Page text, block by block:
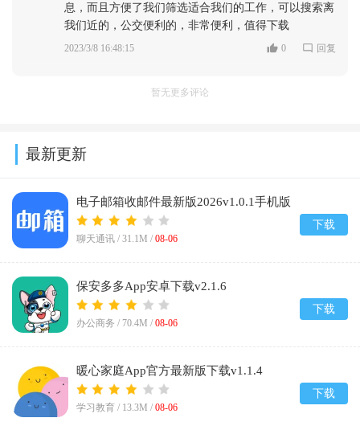
息，而且方便了我们筛选适合我们的工作，可以搜索离
我们近的，公交便利的，非常便利，值得下载
2023/3/8 16:48:15 0 回复
暂无更多评论
最新更新
电子邮箱收邮件最新版2026v1.0.1手机版
聊天通讯 / 31.1M / 08-06
下载
保安多多App安卓下载v2.1.6
办公商务 / 70.4M / 08-06
下载
暖心家庭App官方最新版下载v1.1.4
学习教育 / 13.3M / 08-06
下载